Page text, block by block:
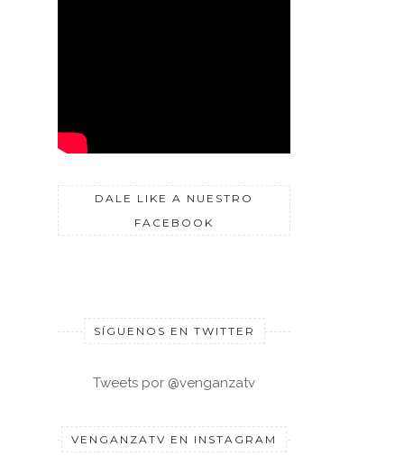
DALE LIKE A NUESTRO
FACEBOOK
SÍGUENOS EN TWITTER
Tweets por @venganzatv
VENGANZATV EN INSTAGRAM